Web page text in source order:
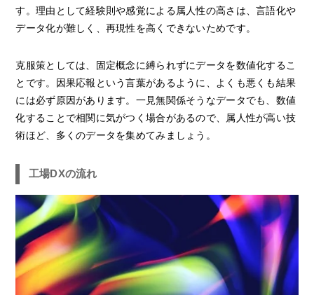
す。理由として経験則や感覚による属人性の高さは、言語化や
データ化が難しく、再現性を高くできないためです。
克服策としては、固定概念に縛られずにデータを数値化するこ
とです。因果応報という言葉があるように、よくも悪くも結果
には必ず原因があります。一見無関係そうなデータでも、数値
化することで相関に気がつく場合があるので、属人性が高い技
術ほど、多くのデータを集めてみましょう。
工場DXの流れ